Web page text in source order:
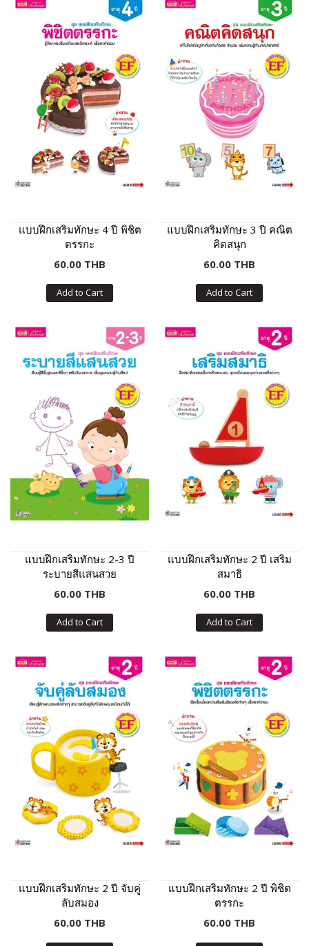
แบบฝึกเสริมทักษะ 4 ปี พิชิต
ตรรกะ
60.00 THB
Add to Cart
แบบฝึกเสริมทักษะ 3 ปี คณิต
คิดสนุก
60.00 THB
Add to Cart
แบบฝึกเสริมทักษะ 2-3 ปี
ระบายสีแสนสวย
60.00 THB
Add to Cart
แบบฝึกเสริมทักษะ 2 ปี เสริม
สมาธิ
60.00 THB
Add to Cart
แบบฝึกเสริมทักษะ 2 ปี จับคู่
ลับสมอง
60.00 THB
แบบฝึกเสริมทักษะ 2 ปี พิชิต
ตรรกะ
60.00 THB